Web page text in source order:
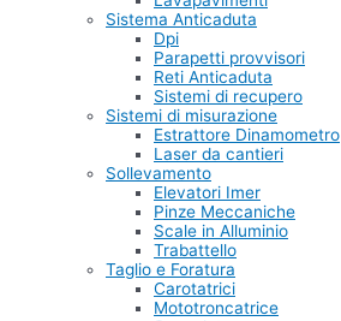
Sistema Anticaduta
Dpi
Parapetti provvisori
Reti Anticaduta
Sistemi di recupero
Sistemi di misurazione
Estrattore Dinamometro
Laser da cantieri
Sollevamento
Elevatori Imer
Pinze Meccaniche
Scale in Alluminio
Trabattello
Taglio e Foratura
Carotatrici
Mototroncatrice